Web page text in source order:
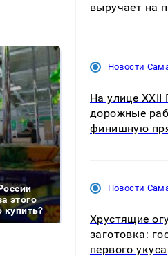
этого
купить?
Такую зиму в
никто не ждал:
выручает на
Новости
На улице XXII
дорожные
финишную
Новости
Хрустящие
заготовка:
первого укуса